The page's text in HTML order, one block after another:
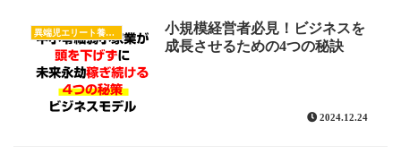
異端児エリート養成大学校
小規模経営者必見！ビジネスを
成長させるための4つの秘訣
2024.12.24